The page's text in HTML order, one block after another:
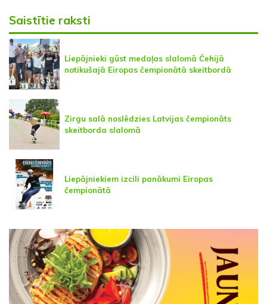
Saistītie raksti
Liepājnieki gūst medaļas slalomā Čehijā
notikušajā Eiropas čempionātā skeitbordā
Zirgu salā noslēdzies Latvijas čempionāts
skeitborda slalomā
Liepājniekiem izcili panākumi Eiropas
čempionātā